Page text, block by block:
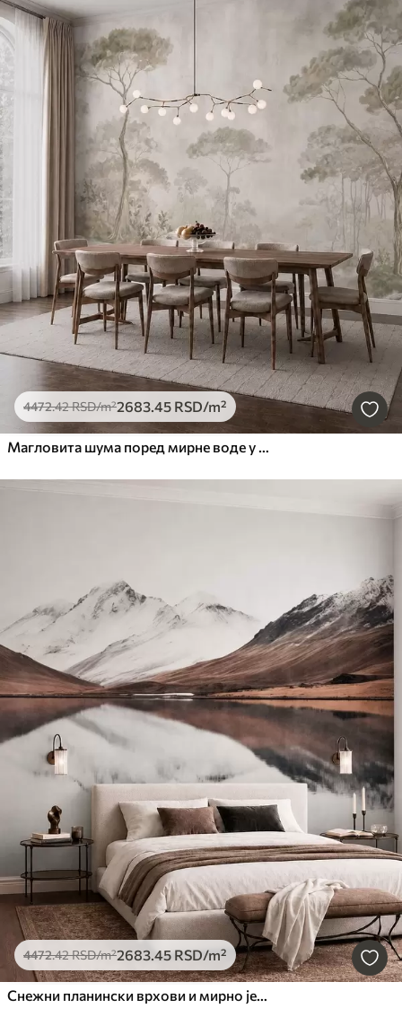
4472.42RSD/m²2683.45 RSD/m²
Магловита шума поред мирне воде у меким природним пастелним тоновима
4472.42RSD/m²2683.45 RSD/m²
Снежни планински врхови и мирно језеро са одразом попут огледала